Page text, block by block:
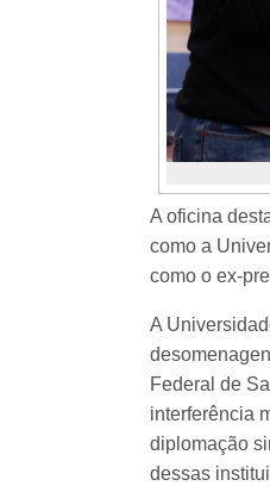
A oficina
como a
como o ex-
A
Federal de
interferência
diplomação
dessas